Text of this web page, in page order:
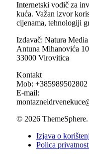
Internetski vodič za
kuća. Važan izvor
cijenama, tehnologiji
Izdavač: Natura Media
Antuna Mihanovića 10
33000 Virovitica
Kontakt
Mob: +385989502802
E-mail:
© 2026
Izjava o
Polica